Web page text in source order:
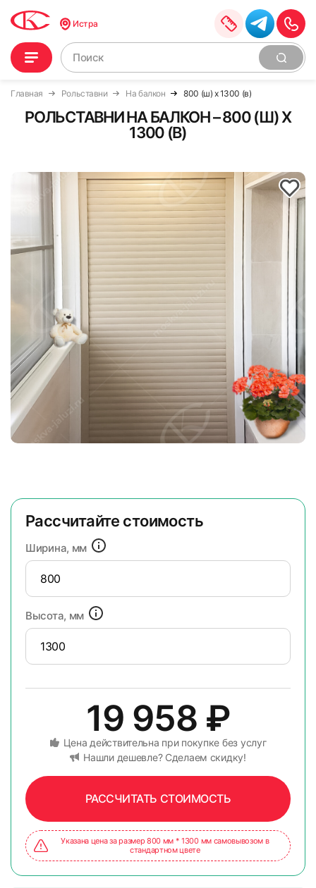
Истра
Главная Рольставни На балкон 800 (ш) x 1300 (в)
РОЛЬСТАВНИ НА БАЛКОН – 800 (Ш) X
1300 (В)
Рассчитайте стоимость
Ширина, мм
Высота, мм
19 958 ₽
Цена действительна при покупке без услуг
Нашли дешевле? Сделаем скидку!
РАССЧИТАТЬ СТОИМОСТЬ
Указана цена за размер 800 мм * 1300 мм самовывозом в
стандартном цвете